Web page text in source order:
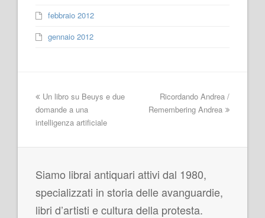
febbraio 2012
gennaio 2012
Ricordando Andrea /
Remembering Andrea
Un libro su Beuys e due
domande a una
intelligenza artificiale
Siamo librai antiquari attivi dal 1980,
specializzati in storia delle avanguardie,
libri d’artisti e cultura della protesta.